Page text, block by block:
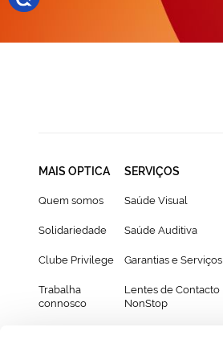
MAIS OPTICA
Quem somos
Solidariedade
Clube Privilege
Trabalha
connosco
SERVIÇOS
Saúde Visual
Saúde Auditiva
Garantias e Serviços
Lentes de Contacto
NonStop